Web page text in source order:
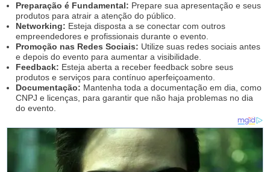
Preparação é Fundamental: Prepare sua apresentação e seus
produtos para atrair a atenção do público.
Networking: Esteja disposta a se conectar com outros
empreendedores e profissionais durante o evento.
Promoção nas Redes Sociais: Utilize suas redes sociais antes
e depois do evento para aumentar a visibilidade.
Feedback: Esteja aberta a receber feedback sobre seus
produtos e serviços para contínuo aperfeiçoamento.
Documentação: Mantenha toda a documentação em dia, como
CNPJ e licenças, para garantir que não haja problemas no dia
do evento.